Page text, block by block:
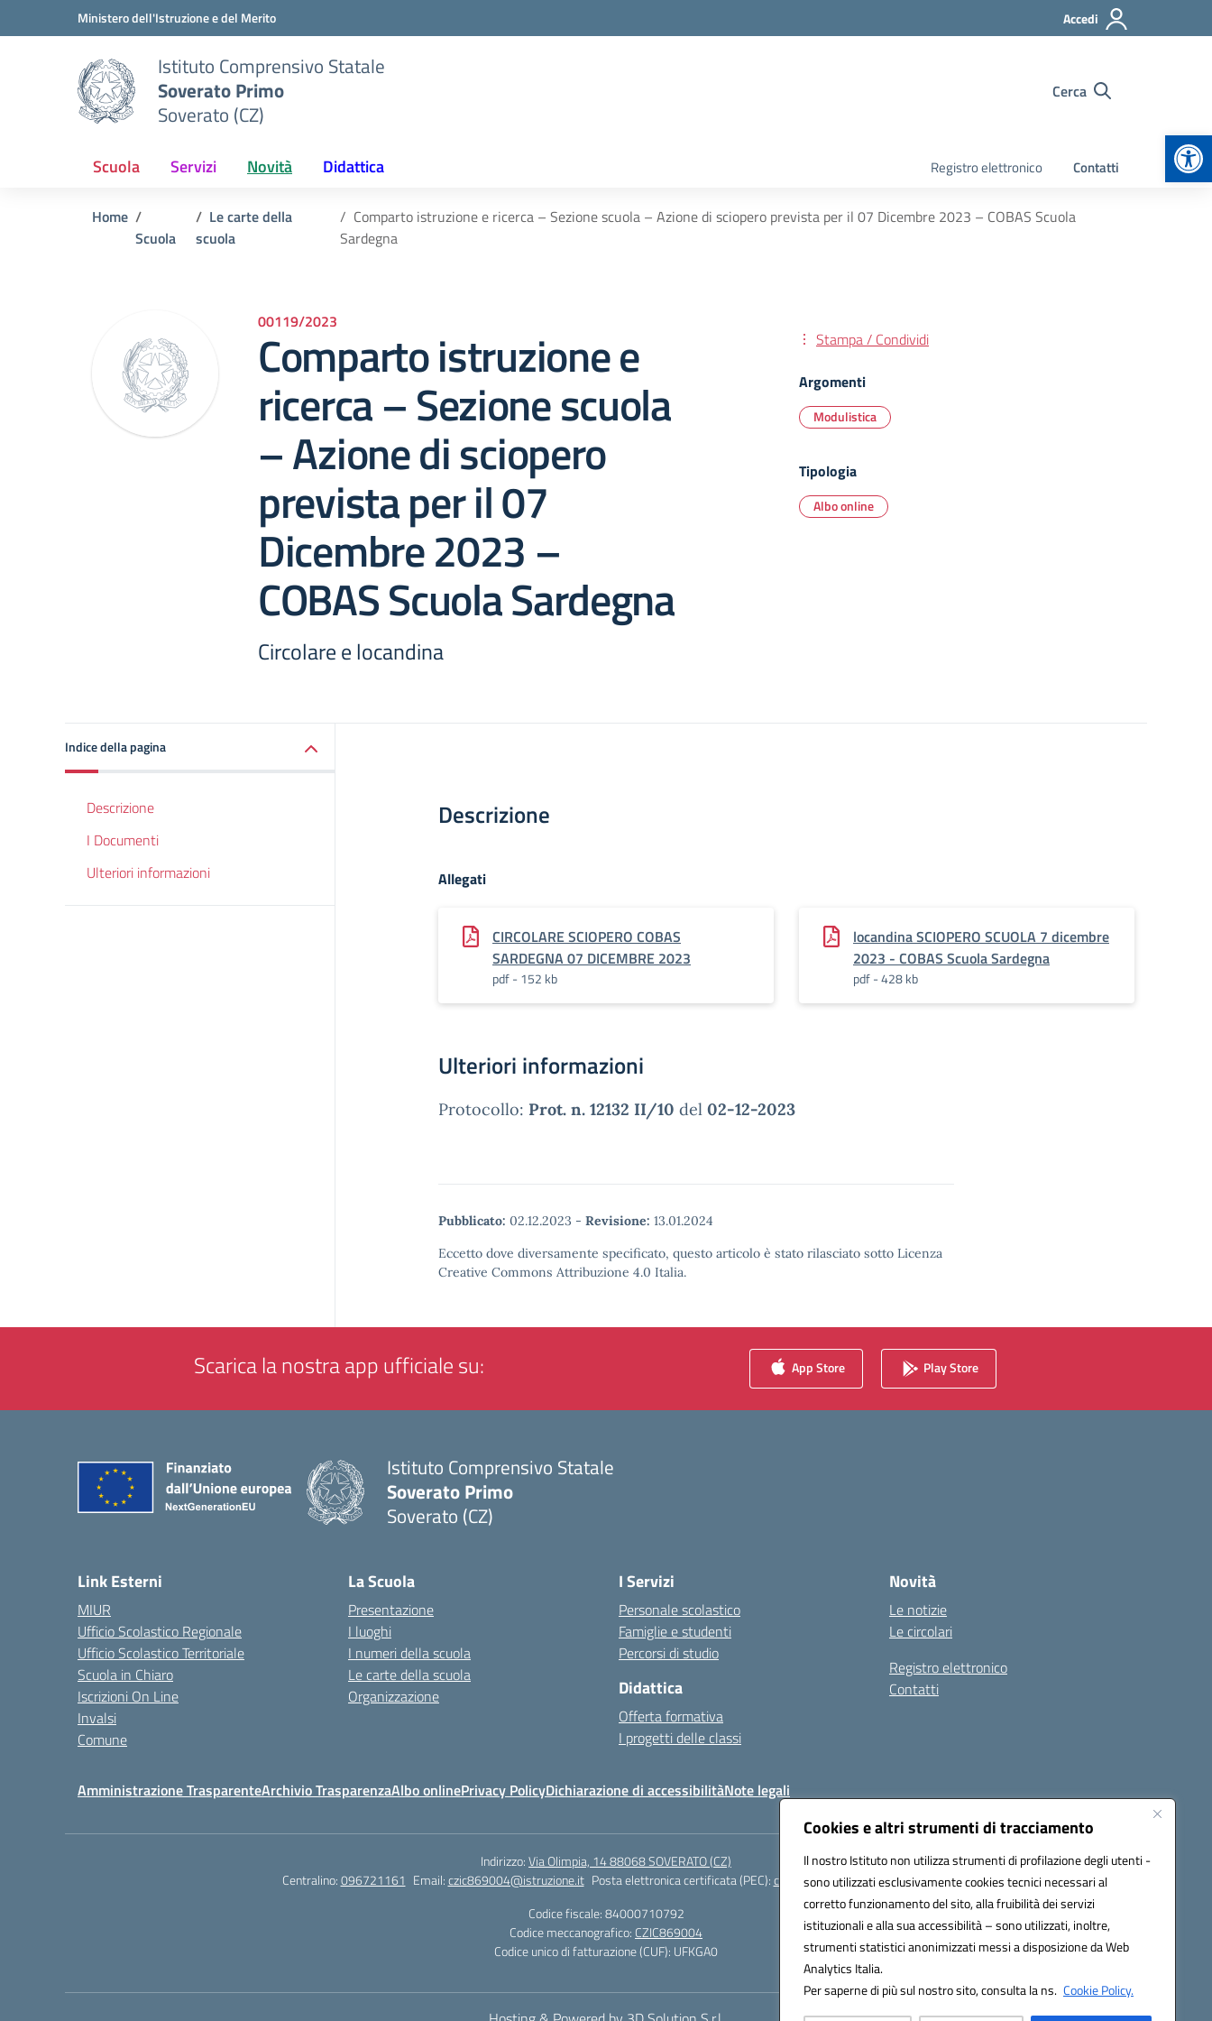
Cookies e altri strumenti di tracciamento
Il nostro Istituto non utilizza strumenti di profilazione degli utenti -
sono utilizzati esclusivamente cookies tecnici necessari al
corretto funzionamento del sito, alla fruibilità dei servizi
istituzionali e alla sua accessibilità – sono utilizzati, inoltre,
strumenti statistici anonimizzati messi a disposizione da Web
Analytics Italia.
Per saperne di più sul nostro sito, consulta la ns. Cookie Policy.
Vai ai contenuti
Vai al menu di navigazioneMinistero dell'Istruzione e del Merito Accedi
Istituto Comprensivo Statale
Soverato Primo
Soverato (CZ)
Cerca
Scuola Servizi Novità Didattica Registro elettronico Contatti
Home
Scuola
Le carte della
scuola
Comparto istruzione e ricerca – Sezione scuola – Azione di sciopero prevista per il 07 Dicembre 2023 – COBAS Scuola
Sardegna
00119/2023
Comparto istruzione e
ricerca – Sezione scuola
– Azione di sciopero
prevista per il 07
Dicembre 2023 –
COBAS Scuola Sardegna
Circolare e locandina
Stampa / Condividi
Argomenti
Modulistica
Tipologia
Albo online
Indice della pagina
Descrizione
I Documenti
Ulteriori informazioni
Descrizione
Allegati
CIRCOLARE SCIOPERO COBAS
SARDEGNA 07 DICEMBRE 2023
pdf - 152 kb
locandina SCIOPERO SCUOLA 7 dicembre
2023 - COBAS Scuola Sardegna
pdf - 428 kb
Ulteriori informazioni
Protocollo: Prot. n. 12132 II/10 del 02-12-2023
Pubblicato: 02.12.2023 - Revisione: 13.01.2024
Eccetto dove diversamente specificato, questo articolo è stato rilasciato sotto Licenza
Creative Commons Attribuzione 4.0 Italia.
Scarica la nostra app ufficiale su: App Store Play Store
Istituto Comprensivo Statale
Soverato Primo
Soverato (CZ)
Link Esterni
MIUR
Ufficio Scolastico Regionale
Ufficio Scolastico Territoriale
Scuola in Chiaro
Iscrizioni On Line
Invalsi
Comune
La Scuola
Presentazione
I luoghi
I numeri della scuola
Le carte della scuola
Organizzazione
I Servizi
Personale scolastico
Famiglie e studenti
Percorsi di studio
Didattica
Offerta formativa
I progetti delle classi
Novità
Le notizie
Le circolari
Registro elettronico
Contatti
Amministrazione TrasparenteArchivio TrasparenzaAlbo onlinePrivacy PolicyDichiarazione di accessibilitàNote legali
Indirizzo:Via Olimpia, 14 88068 SOVERATO (CZ)
Centralino:096721161 Email:czic869004@istruzione.it Posta elettronica certificata (PEC):czic869004@pec.istruzione.it
Codice fiscale: 84000710792
Codice meccanografico: CZIC869004
Codice unico di fatturazione (CUF): UFKGA0